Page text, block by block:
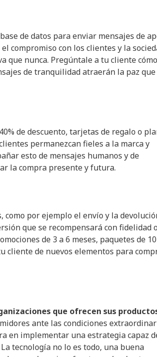
de datos para enviar mensajes de
compromiso con los clientes y la
que nunca. Pregúntale a tu cliente
de tranquilidad atraerán la paz que
de descuento, tarjetas de regalo o
permanezcan fieles a la marca y
esto de mensajes humanos y de
la compra presente y futura.
como por ejemplo el envío y la
que se recompensará con fidelidad
de 3 a 6 meses, paquetes de 10
cliente de nuevos elementos para
que ofrecen sus
ante las condiciones
en implementar una estrategia capaz
tecnología no lo es todo, una buena